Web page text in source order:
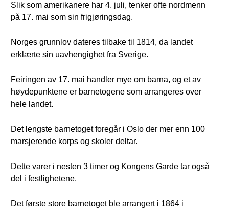
Slik som amerikanere har 4. juli, tenker ofte nordmenn
på 17. mai som sin frigjøringsdag.
Norges grunnlov dateres tilbake til 1814, da landet
erklærte sin uavhengighet fra Sverige.
Feiringen av 17. mai handler mye om barna, og et av
høydepunktene er barnetogene som arrangeres over
hele landet.
Det lengste barnetoget foregår i Oslo der mer enn 100
marsjerende korps og skoler deltar.
Dette varer i nesten 3 timer og Kongens Garde tar også
del i festlighetene.
Det første store barnetoget ble arrangert i 1864 i